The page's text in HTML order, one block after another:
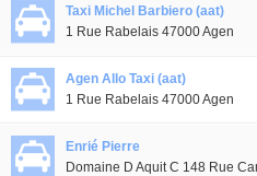
Taxi Michel Barbiero (aat)
1 Rue Rabelais 47000 Agen
Agen Allo Taxi (aat)
1 Rue Rabelais 47000 Agen
Enrié Pierre
Domaine D Aquit C 148 Rue